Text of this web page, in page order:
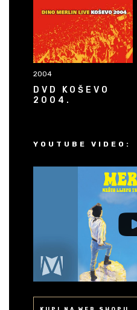
2004
DVD KOŠEVO
2004.
YOUTUBE VIDEO: